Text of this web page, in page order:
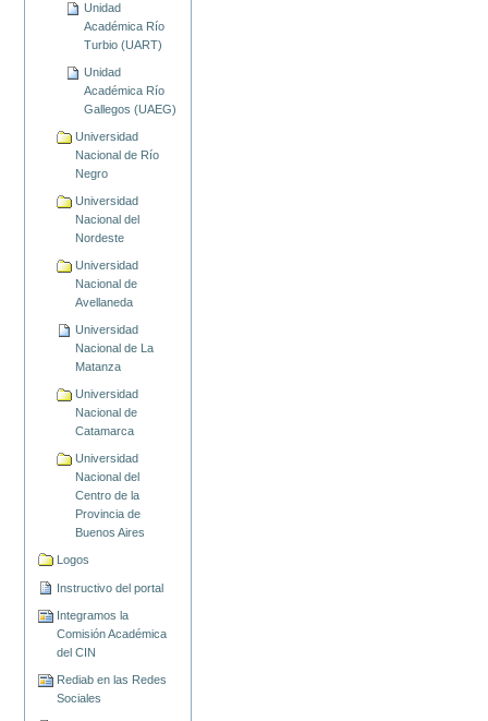
Unidad
Académica Río
Turbio (UART)
Unidad
Académica Río
Gallegos (UAEG)
Universidad
Nacional de Río
Negro
Universidad
Nacional del
Nordeste
Universidad
Nacional de
Avellaneda
Universidad
Nacional de La
Matanza
Universidad
Nacional de
Catamarca
Universidad
Nacional del
Centro de la
Provincia de
Buenos Aires
Logos
Instructivo del portal
Integramos la
Comisión Académica
del CIN
Rediab en las Redes
Sociales